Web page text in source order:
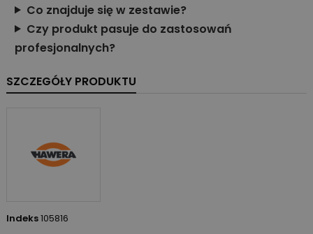
Co znajduje się w zestawie?
Czy produkt pasuje do zastosowań
profesjonalnych?
SZCZEGÓŁY PRODUKTU
Indeks105816